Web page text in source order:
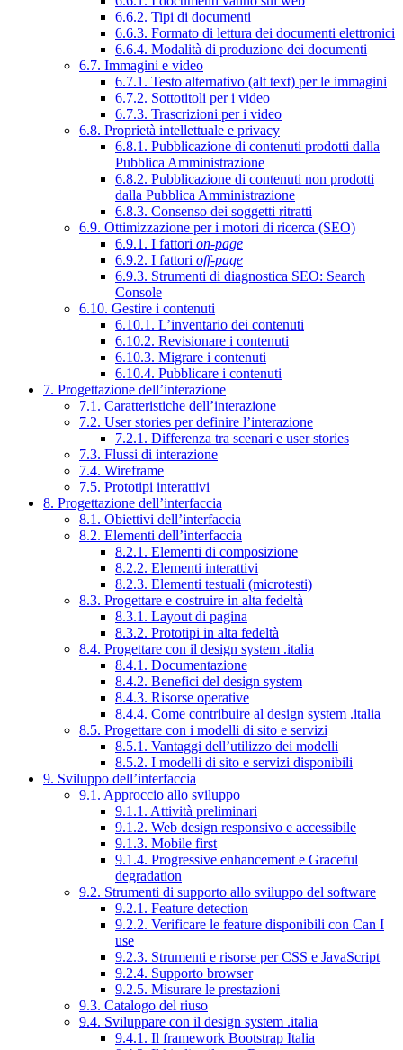
6.6.2. Tipi di documenti
6.6.3. Formato di lettura dei documenti elettronici
6.6.4. Modalità di produzione dei documenti
6.7. Immagini e video
6.7.1. Testo alternativo (alt text) per le immagini
6.7.2. Sottotitoli per i video
6.7.3. Trascrizioni per i video
6.8. Proprietà intellettuale e privacy
6.8.1. Pubblicazione di contenuti prodotti dalla
Pubblica Amministrazione
6.8.2. Pubblicazione di contenuti non prodotti
dalla Pubblica Amministrazione
6.8.3. Consenso dei soggetti ritratti
6.9. Ottimizzazione per i motori di ricerca (SEO)
6.9.1. I fattori on-page
6.9.2. I fattori off-page
6.9.3. Strumenti di diagnostica SEO: Search
Console
6.10. Gestire i contenuti
6.10.1. L’inventario dei contenuti
6.10.2. Revisionare i contenuti
6.10.3. Migrare i contenuti
6.10.4. Pubblicare i contenuti
7. Progettazione dell’interazione
7.1. Caratteristiche dell’interazione
7.2. User stories per definire l’interazione
7.2.1. Differenza tra scenari e user stories
7.3. Flussi di interazione
7.4. Wireframe
7.5. Prototipi interattivi
8. Progettazione dell’interfaccia
8.1. Obiettivi dell’interfaccia
8.2. Elementi dell’interfaccia
8.2.1. Elementi di composizione
8.2.2. Elementi interattivi
8.2.3. Elementi testuali (microtesti)
8.3. Progettare e costruire in alta fedeltà
8.3.1. Layout di pagina
8.3.2. Prototipi in alta fedeltà
8.4. Progettare con il design system .italia
8.4.1. Documentazione
8.4.2. Benefici del design system
8.4.3. Risorse operative
8.4.4. Come contribuire al design system .italia
8.5. Progettare con i modelli di sito e servizi
8.5.1. Vantaggi dell’utilizzo dei modelli
8.5.2. I modelli di sito e servizi disponibili
9. Sviluppo dell’interfaccia
9.1. Approccio allo sviluppo
9.1.1. Attività preliminari
9.1.2. Web design responsivo e accessibile
9.1.3. Mobile first
9.1.4. Progressive enhancement e Graceful
degradation
9.2. Strumenti di supporto allo sviluppo del software
9.2.1. Feature detection
9.2.2. Verificare le feature disponibili con Can I
use
9.2.3. Strumenti e risorse per CSS e JavaScript
9.2.4. Supporto browser
9.2.5. Misurare le prestazioni
9.3. Catalogo del riuso
9.4. Sviluppare con il design system .italia
9.4.1. Il framework Bootstrap Italia